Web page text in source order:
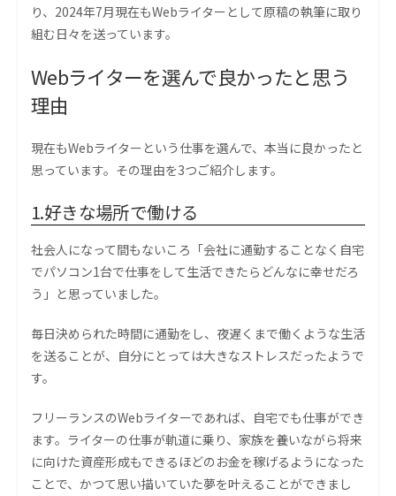
り、2024年7月現在もWebライターとして原稿の執筆に取り
組む日々を送っています。
Webライターを選んで良かったと思う
理由
現在もWebライターという仕事を選んで、本当に良かったと
思っています。その理由を3つご紹介します。
1.好きな場所で働ける
社会人になって間もないころ「会社に通勤することなく自宅
でパソコン1台で仕事をして生活できたらどんなに幸せだろ
う」と思っていました。
毎日決められた時間に通勤をし、夜遅くまで働くような生活
を送ることが、自分にとっては大きなストレスだったようで
す。
フリーランスのWebライターであれば、自宅でも仕事ができ
ます。ライターの仕事が軌道に乗り、家族を養いながら将来
に向けた資産形成もできるほどのお金を稼げるようになった
ことで、かつて思い描いていた夢を叶えることができまし